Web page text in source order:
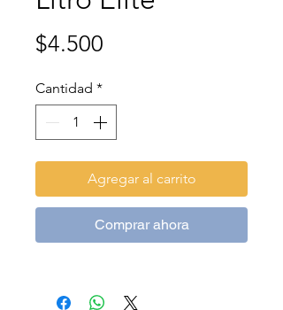
$4.500
Cantidad *
Agregar al carrito
Comprar ahora